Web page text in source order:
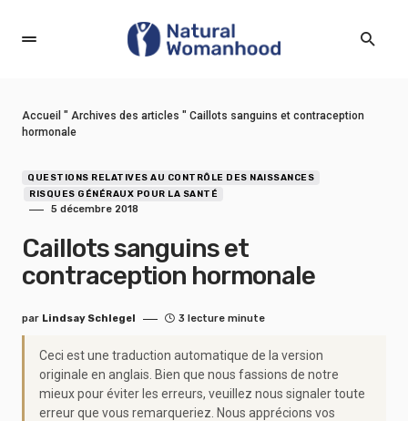
Accueil " Archives des articles " Caillots sanguins et contraception
hormonale
QUESTIONS RELATIVES AU CONTRÔLE DES NAISSANCES
RISQUES GÉNÉRAUX POUR LA SANTÉ
5 décembre 2018
Caillots sanguins et
contraception hormonale
par Lindsay Schlegel 3 lecture minute
Ceci est une traduction automatique de la version
originale en anglais. Bien que nous fassions de notre
mieux pour éviter les erreurs, veuillez nous signaler toute
erreur que vous remarqueriez. Nous apprécions vos